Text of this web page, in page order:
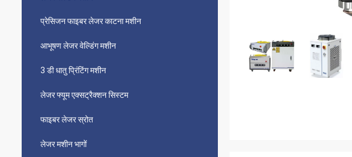
प्रेसिजन फाइबर लेजर काटना मशीन
आभूषण लेजर वेल्डिंग मशीन
3 डी धातु प्रिंटिंग मशीन
लेजर फ्यूम एक्सट्रैक्शन सिस्टम
फाइबर लेजर स्रोत
लेजर मशीन भागों